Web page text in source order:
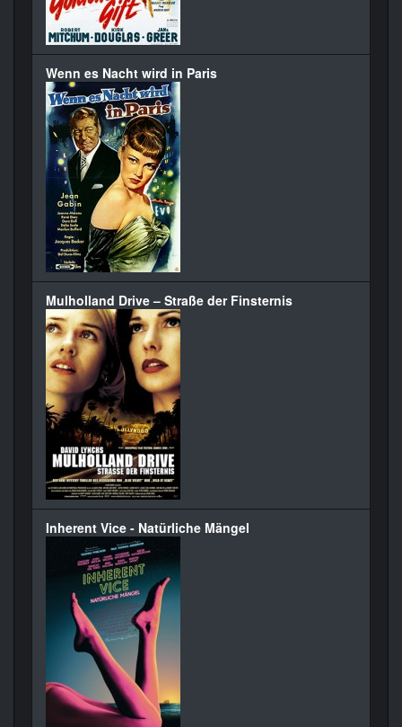
Wenn es Nacht wird in Paris
Mulholland Drive – Straße der Finsternis
Inherent Vice - Natürliche Mängel